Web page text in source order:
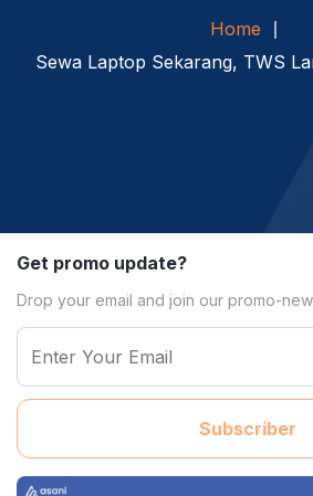
Home
Sewa Laptop Sekarang, TWS
Get promo update?
Drop your email and join our promo-